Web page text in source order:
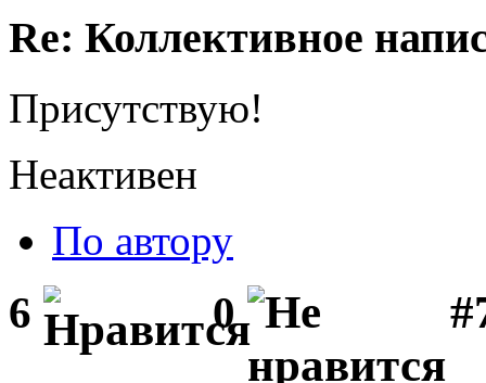
Re: Коллективное
Присутствую!
Неактивен
По автору
6 0